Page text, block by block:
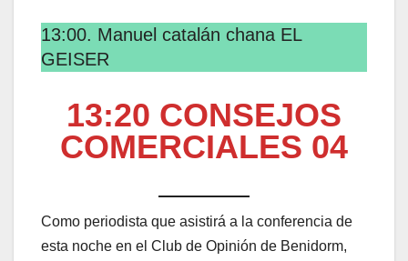
13:00. Manuel catalán chana EL
GEISER
13:20 CONSEJOS
COMERCIALES 04
Como periodista que asistirá a la conferencia de
esta noche en el Club de Opinión de Benidorm,